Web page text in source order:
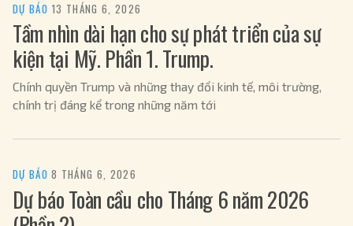
DỰ BÁO 13 THÁNG 6, 2026
Tầm nhìn dài hạn cho sự phát triển của sự
kiện tại Mỹ. Phần 1. Trump.
Chính quyền Trump và những thay đổi kinh tế, môi trường,
chính trị đáng kể trong những năm tới
DỰ BÁO ·8 THÁNG 6, 2026
Dự báo Toàn cầu cho Tháng 6 năm 2026